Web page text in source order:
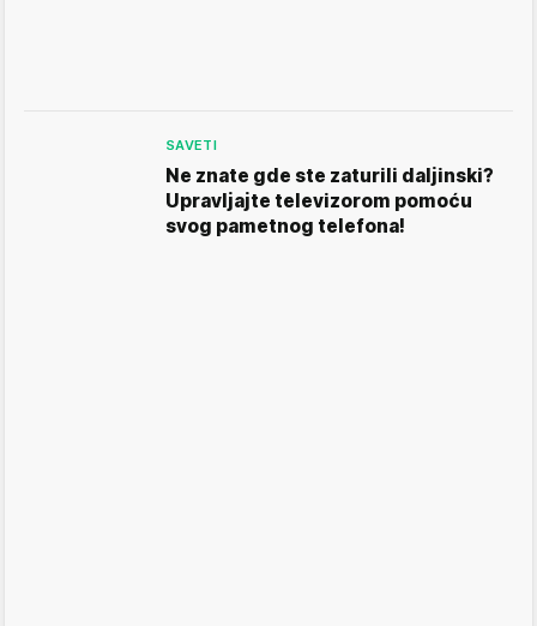
SAVETI
Ne znate gde ste zaturili daljinski?
Upravljajte televizorom pomoću
svog pametnog telefona!